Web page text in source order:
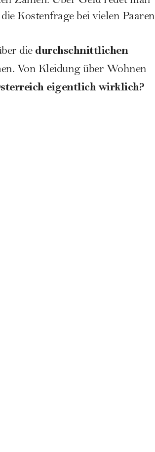
Kostenfrage bei vielen Paaren
die durchschnittlichen
Von Kleidung über Wohnen
eigentlich wirklich?